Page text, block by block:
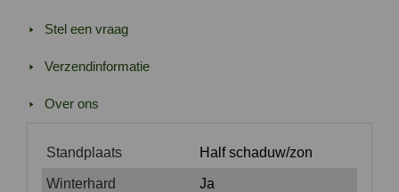
Stel een vraag
Verzendinformatie
Over ons
Standplaats Half schaduw/zon
Winterhard Ja